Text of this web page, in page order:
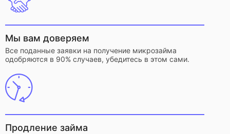
Мы вам доверяем
Все поданные заявки на получение микрозайма
одобряются в 90% случаев, убедитесь в этом сами.
Продление займа